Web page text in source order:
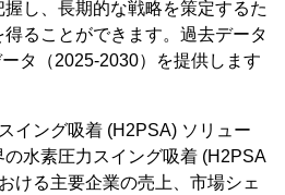
し、長期的な戦略を策定するた
ることができます。過去データ
タ（2025-2030）を提供します
イング吸着 (H2PSA) ソリュー
水素圧力スイング吸着 (H2PSA
ける主要企業の売上、市場シェ